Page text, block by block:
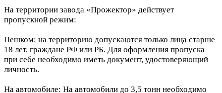
На территории завода «Прожектор» действует
пропускной режим:
Пешком: на территорию допускаются только лица старше
18 лет, граждане РФ или РБ. Для оформления пропуска
при себе необходимо иметь документ, удостоверяющий
личность.
На автомобиле: На автомобили до 3,5 тонн необходимо